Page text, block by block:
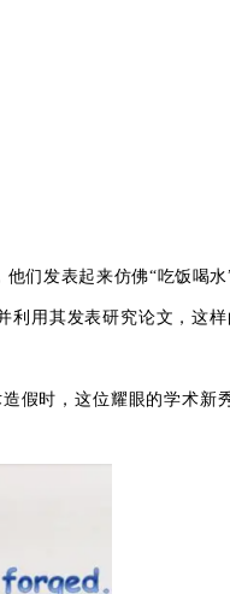
们发表起来仿佛“吃饭喝水
利用其发表研究论文，这样
造假时，这位耀眼的学术新